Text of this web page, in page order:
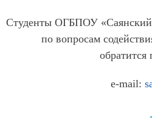
ОГБУЗ Нукутская РБ
Студенты ОГБПОУ
по вопросам
e-mail: